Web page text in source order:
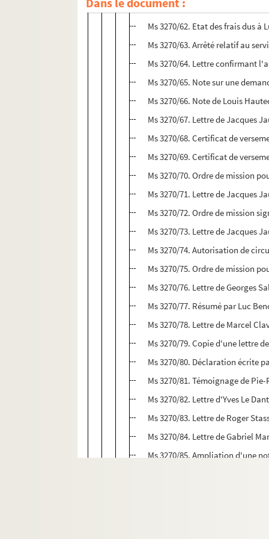
Ms 3270/61. Ampliation
Ms 3270/62. Etat des frais dus
Ms 3270/63. Arrêté relatif au
Ms 3270/64. Lettre confirmant
Ms 3270/65. Note sur une
Ms 3270/66. Note de Louis
Ms 3270/67. Lettre de Jacques
Ms 3270/68. Certificat de
Ms 3270/69. Certificat de
Ms 3270/70. Ordre de mission
Ms 3270/71. Lettre de Jacques
Ms 3270/72. Ordre de mission
Ms 3270/73. Lettre de Jacques
Ms 3270/74. Autorisation de
Ms 3270/75. Ordre de mission
Ms 3270/76. Lettre de Georges
Ms 3270/77. Résumé par Luc
Ms 3270/78. Lettre de Marcel
Ms 3270/79. Copie d'une lettre
Ms 3270/80. Déclaration écrite
Ms 3270/81. Témoignage de
Ms 3270/82. Lettre d'Yves Le
Ms 3270/83. Lettre de Roger
Ms 3270/84. Lettre de Gabriel
Ms 3270/85. Ampliation d'une